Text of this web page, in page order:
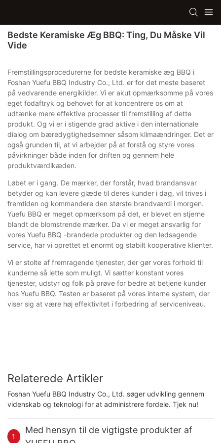
Bedste Keramiske Æg BBQ: Ting, Du Måske Vil
Vide
Fremstillingsprocedurerne for bedste keramiske æg BBQ i
Foshan Yuefu BBQ Industry Co., Ltd. er for det meste baseret
på vedvarende energikilder. Vi er akut opmærksomme på vores
eget fodaftryk og behovet for at koncentrere os om at
udtænke mere effektive processer til fremstilling af dette
produkt. Og vi er i stigende grad aktive i den internationale
dialog om bæredygtighedsemner såsom klimaændringer. Det er
også grunden til, at vi arbejder på at forstå og styre vores
påvirkninger både inden for driften og gennem hele
produktværdikæden.
Løbet er i gang. De mærker, der forstår, hvad brandansvar
betyder og kan levere glæde til deres kunder i dag, vil trives i
fremtiden og kommandere den største brandværdi i morgen.
Yuefu BBQ er meget opmærksom på det, er blevet en stjerne
blandt de blomstrende mærker. Da vi er meget ansvarlig for
vores Yuefu BBQ -brandede produkter og den ledsagende
service, har vi oprettet et enormt og stabilt kooperative klienter.
Vi er stolte af fremragende tjenester, der gør vores forhold til
kunderne så lette som muligt. Vi sætter konstant vores
tjenester, udstyr og folk på prøve for bedre at betjene kunder
hos Yuefu BBQ. Testen er baseret på vores interne system, der
viser sig at være høj effektivitet i forbedring af serviceniveau.
Relaterede Artikler
Foshan Yuefu BBQ Industry Co., Ltd. søger udvikling gennem
videnskab og teknologi for at administrere fordele. Tjek nu!
1
Med hensyn til de vigtigste produkter af